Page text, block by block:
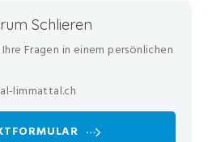
Schlieren
Fragen in einem persönlichen
limmattal.ch